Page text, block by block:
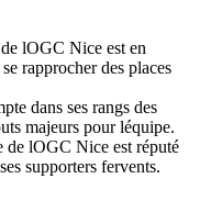
lOGC Nice est en
rapprocher des places
dans ses rangs des
majeurs pour léquipe.
de lOGC Nice est réputé
supporters fervents.